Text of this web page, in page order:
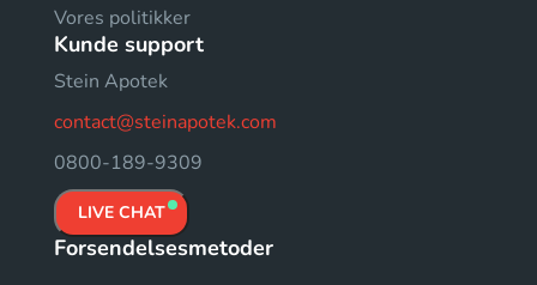
Vores politikker
Kunde support
Stein Apotek
contact@steinapotek.com
0800-189-9309
LIVE CHAT
Forsendelsesmetoder